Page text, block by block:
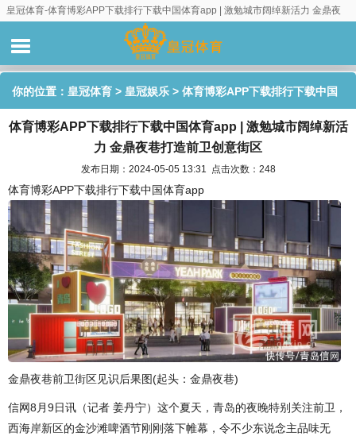
皇冠体育-体育博彩APP下载排行下载中国体育app | 激勉城市阔绰新活力 金鼎夜
你的位置： 皇冠体育 > 皇冠娱乐 > 体育博彩APP下载排行下载中国
体育app | 激勉城市阔绰新活力 金鼎夜巷打造前卫创意街区
体育博彩APP下载排行下载中国体育app | 激勉城市阔绰新活
力 金鼎夜巷打造前卫创意街区
发布日期：2024-05-05 13:31 点击次数：248
体育博彩APP下载排行下载中国体育app
金鼎夜巷前卫街区见识后果图(起头：金鼎夜巷)
信网8月9日讯（记者 姜丹宁）这个夏天，青岛的夜晚特别关注前卫，
西海岸新区的金沙滩啤酒节刚刚落下帷幕，令不少东说念主品味无